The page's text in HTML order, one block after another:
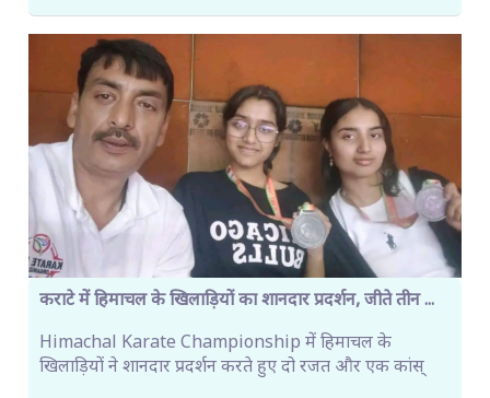
कराटे में हिमाचल के खिलाड़ियों का शानदार प्रदर्शन, जीते तीन ...
Himachal Karate Championship में हिमाचल के
खिलाड़ियों ने शानदार प्रदर्शन करते हुए दो रजत और एक कांस्